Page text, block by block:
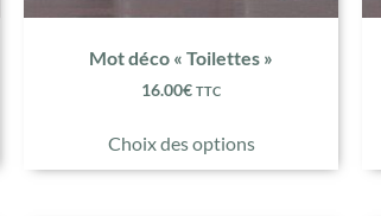
Mot déco « Toilettes »
16.00€ TTC
Choix des options